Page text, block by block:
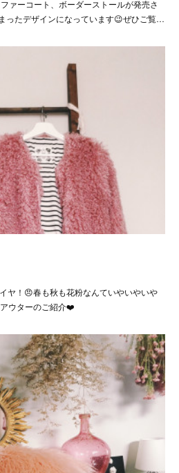
ァーコート、ボーダーストールが発売さ
ったデザインになっています😉ぜひご覧…
ヤ！😠春も秋も花粉なんていやいやいや
ウターのご紹介❤️